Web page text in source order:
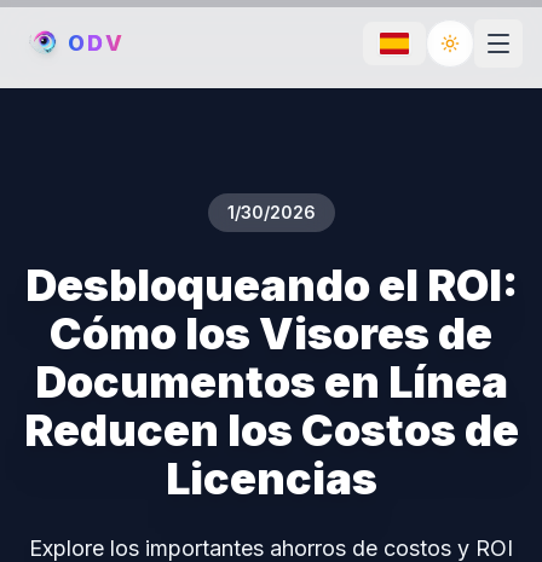
ODV Toggle
1/30/2026
Desbloqueando el ROI:
Cómo los Visores de
Documentos en Línea
Reducen los Costos de
Licencias
Explore los importantes ahorros de costos y ROI